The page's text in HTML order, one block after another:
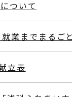
ついて
業までまる
立表